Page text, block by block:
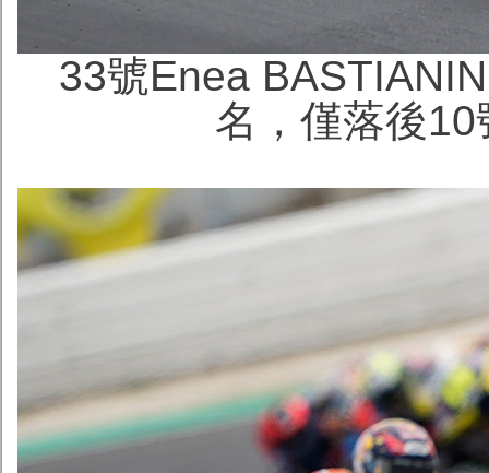
33號Enea
名，僅落後